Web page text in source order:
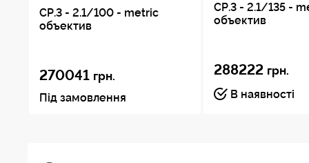
CP.3 - 2.1/100 - metric
объектив
270041 грн.
Під замовлення
CP.3 - 2.1/135 -
объектив
288222 грн.
В наявності